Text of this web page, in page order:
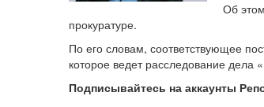
Об
прокуратуре.
По его словам, соответствующее
которое ведет расследование дела
Подписывайтесь на аккаунты